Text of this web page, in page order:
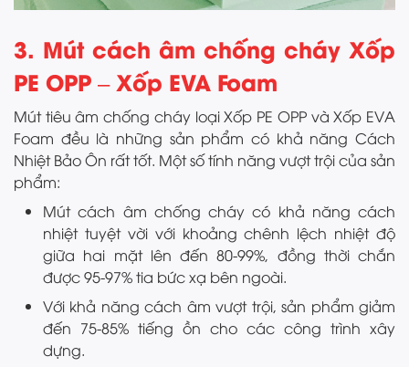
3. Mút cách âm chống cháy Xốp
PE OPP – Xốp EVA Foam
Mút tiêu âm chống cháy loại Xốp PE OPP và Xốp EVA
Foam đều là những sản phẩm có khả năng Cách
Nhiệt Bảo Ôn rất tốt. Một số tính năng vượt trội của sản
phẩm:
Mút cách âm chống cháy có khả năng cách
nhiệt tuyệt vời với khoảng chênh lệch nhiệt độ
giữa hai mặt lên đến 80-99%, đồng thời chắn
được 95-97% tia bức xạ bên ngoài.
Với khả năng cách âm vượt trội, sản phẩm giảm
đến 75-85% tiếng ồn cho các công trình xây
dựng.